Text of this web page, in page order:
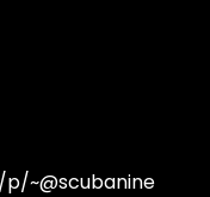
p/~@scubanine